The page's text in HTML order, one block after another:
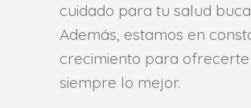
cuidado para tu salud
Además, estamos en
crecimiento para ofrecerte
siempre lo mejor.